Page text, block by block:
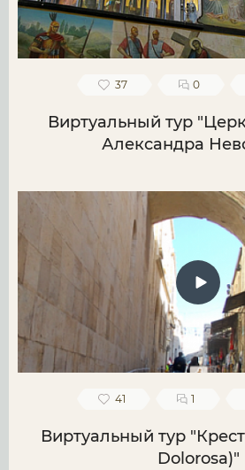
37 0
Виртуальный тур
Александра
41 1
Виртуальный тур
Dolorosa)"